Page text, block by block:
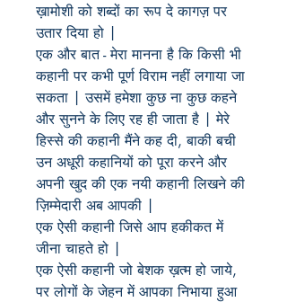
ख़ामोशी को शब्दों का रूप दे कागज़ पर
उतार दिया हो
एक और बात-मेरा मानना है कि किसी भी
कहानी पर कभी पूर्ण विराम नहीं लगाया जा
सकता |उसमें हमेशा कुछ ना कुछ कहने
और सुनने के लिए रह ही जाता है |मेरे
हिस्से की कहानी मैंने कह दी,बाकी बची
उन अधूरी कहानियों को पूरा करने और
अपनी खुद की एक नयी कहानी लिखने की
ज़िम्मेदारी अब आपकी
एक ऐसी कहानी जिसे आप हकीकत में
जीना चाहते हो
एक ऐसी कहानी जो बेशक ख़त्म हो जाये,
पर लोगों के जेहन में आपका निभाया हुआ